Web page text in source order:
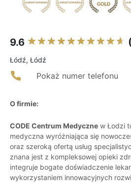
9.6
Łódź, Łódź
Pokaż numer telefonu
O firmie:
CODE Centrum Medyczne w Łodzi
medyczna wyróżniająca się
oraz szeroką ofertą usług
znana jest z kompleksowej opieki
integruje bogate doświadczenie
wykorzystaniem innowacyjnych